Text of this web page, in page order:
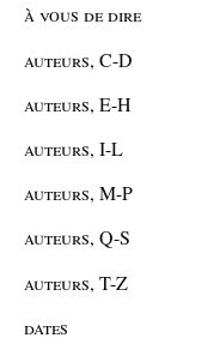
à vous de dire
auteurs, C-D
auteurs, E-H
auteurs, I-L
auteurs, M-P
auteurs, Q-S
auteurs, T-Z
dates